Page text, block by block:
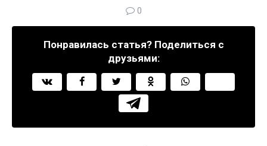
0
Понравилась статья? Поделиться с
друзьями: